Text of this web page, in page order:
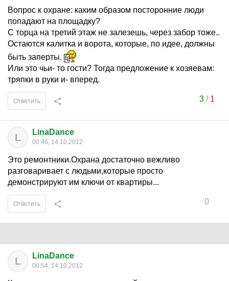
Вопрос к охране: каким образом посторонние люди
попадают на площадку?
С торца на третий этаж не залезешь, через забор тоже..
Остаются калитка и ворота, которые, по идее, должны
быть заперты.
Или это чьи- то гости? Тогда предложение к хозяевам:
тряпки в руки и- вперед.
3/ 1
Ответить
L LinaDance
00:46, 14.10.2012
Это ремонтники.Охрана достаточно вежливо
разговаривает с людьми,которые просто
демонстрируют им ключи от квартиры...
0
Ответить
L LinaDance
00:54, 14.10.2012